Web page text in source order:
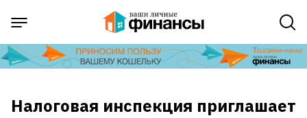
Налоговая инспекция приглашает